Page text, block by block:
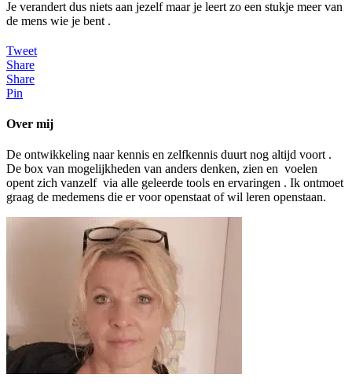
Je verandert dus niets aan jezelf maar je leert zo een stukje meer van
de mens wie je bent .
Tweet
Share
Share
Pin
Over mij
De ontwikkeling naar kennis en zelfkennis duurt nog altijd voort .
De box van mogelijkheden van anders denken, zien en voelen
opent zich vanzelf via alle geleerde tools en ervaringen . Ik ontmoet
graag de medemens die er voor openstaat of wil leren openstaan.